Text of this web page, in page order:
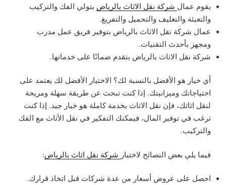
يقوم عمال شركة نقل الاثاث بالرياض بتولي الفك والتركيب
والتعبئة والتغليف والتحميل والتفريغ.
عمال شركة نقل الاثاث بالرياض بتوفير فريق عمل مدرب
ومجهز بأحدث التقنيات.
شركة نقل الاثاث بالرياض بتقدم ضمانًا على خدماتها.
أي خيار هو الأفضل بالنسبة لك؟ الاختيار الأفضل لك يعتمد على
احتياجاتك وميزانيتك. إذا كنت تبحث عن طريقة سهلة ومريحة
لنقل اثاثك، فإن نقل الاثاث بخدمة كاملة هو خيار جيد. إذا كنت
ترغب في توفير المال، فيمكنك التفكير في نقل الأثاث مع الفك
والتركيب.
فيما يلي بعض النصائح لاختيار شركة نقل اثاث بالرياض:
احصل على عروض أسعار من عدة شركات قبل اتخاذ قرارك.